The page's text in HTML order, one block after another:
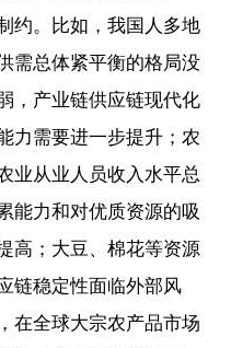
约。比如，我国人多地
需总体紧平衡的格局没
，产业链供应链现代化
力需要进一步提升；农
业从业人员收入水平总
能力和对优质资源的吸
高；大豆、棉花等资源
链稳定性面临外部风
在全球大宗农产品市场